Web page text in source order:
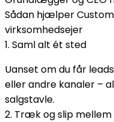
Sådan hjælper
virksomhedsejer
1. Saml alt ét sted
Uanset om du får
eller andre kanaler –
salgstavle.
2. Træk og slip